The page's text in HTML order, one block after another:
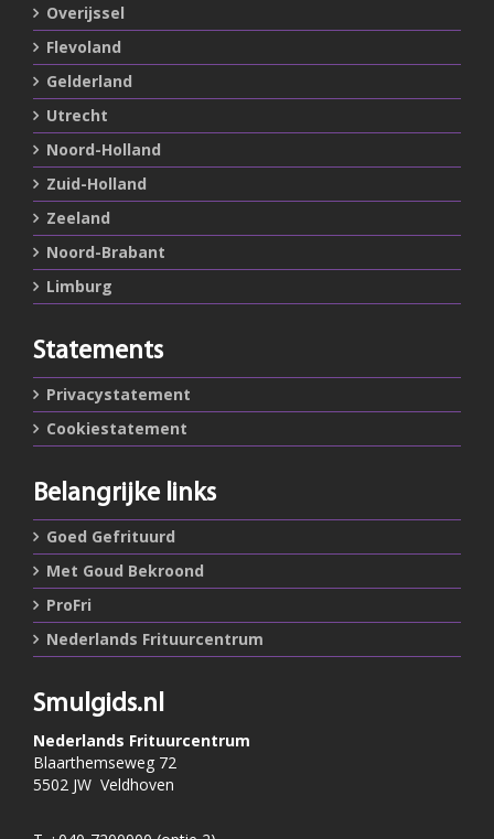
Overijssel
Flevoland
Gelderland
Utrecht
Noord-Holland
Zuid-Holland
Zeeland
Noord-Brabant
Limburg
Statements
Privacystatement
Cookiestatement
Belangrijke links
Goed Gefrituurd
Met Goud Bekroond
ProFri
Nederlands Frituurcentrum
Smulgids.nl
Nederlands Frituurcentrum
Blaarthemseweg 72
5502 JW Veldhoven